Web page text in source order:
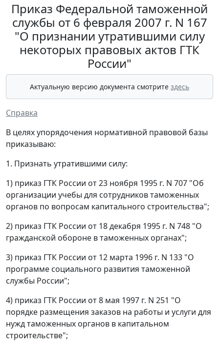
Приказ Федеральной таможенной
службы от 6 февраля 2007 г. N 167
"О признании утратившими силу
некоторых правовых актов ГТК
России"
Актуальную версию документа смотрите здесь
Справка
В целях упорядочения нормативной правовой базы
приказываю:
1. Признать утратившими силу:
1) приказ ГТК России от 23 ноября 1995 г. N 707 "Об
организации учебы для сотрудников таможенных
органов по вопросам капитального строительства";
2) приказ ГТК России от 18 декабря 1995 г. N 748 "О
гражданской обороне в таможенных органах";
3) приказ ГТК России от 12 марта 1996 г. N 133 "О
программе социального развития таможенной
службы России";
4) приказ ГТК России от 8 мая 1997 г. N 251 "О
порядке размещения заказов на работы и услуги для
нужд таможенных органов в капитальном
строительстве";